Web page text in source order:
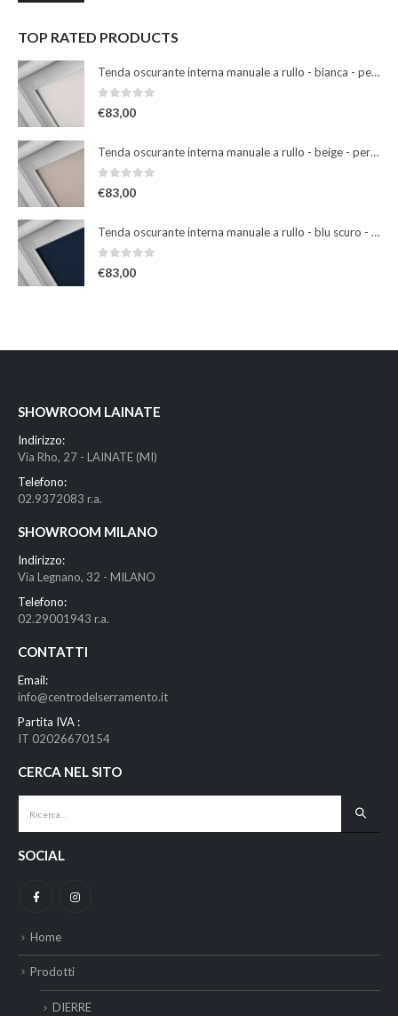
TOP RATED PRODUCTS
Tenda oscurante interna manuale a rullo - bianca - per finestre misura 102
0Su 5
€83,00
Tenda oscurante interna manuale a rullo - beige - per finestre misura 102
0Su 5
€83,00
Tenda oscurante interna manuale a rullo - blu scuro - per finestre misura 102
€83,00
SHOWROOM LAINATE
Indirizzo:
Via Rho, 27 - LAINATE (MI)
Telefono:
02.9372083 r.a.
SHOWROOM MILANO
Indirizzo:
Via Legnano, 32 - MILANO
Telefono:
02.29001943 r.a.
CONTATTI
Email:
info@centrodelserramento.it
Partita IVA :
IT 02026670154
CERCA NEL SITO
SOCIAL
Home
Prodotti
DIERRE